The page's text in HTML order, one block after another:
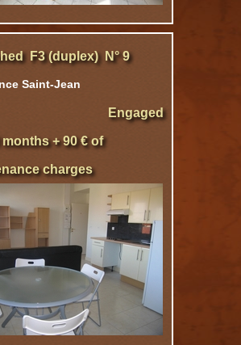
F3 (duplex) N° 9
Saint-Jean
Engaged
months + 90 € of
charges